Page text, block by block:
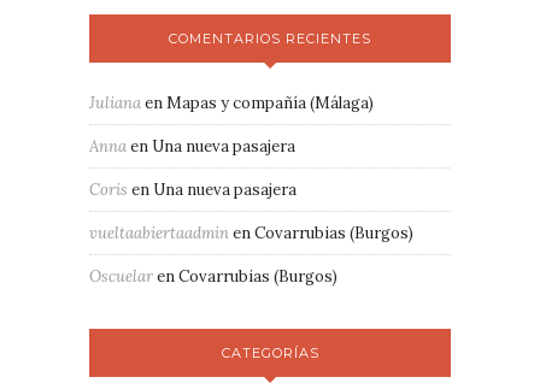
COMENTARIOS RECIENTES
JulianaenMapas y compañía (Málaga)
Annaen Una nueva pasajera
Coris en Una nueva pasajera
vueltaabiertaadminenCovarrubias (Burgos)
OscuelarenCovarrubias (Burgos)
CATEGORÍAS